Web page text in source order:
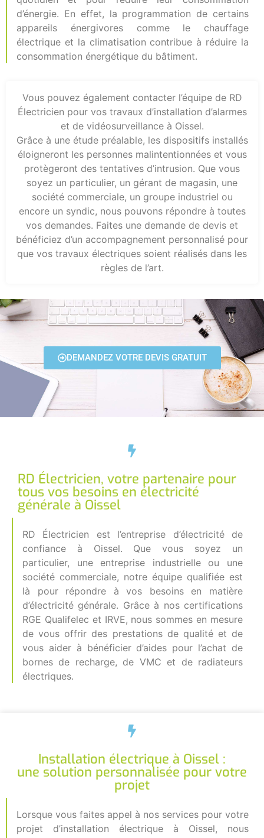
d’énergie. En effet, la programmation de certains
appareils énergivores comme le chauffage
électrique et la climatisation contribue à réduire la
consommation énergétique du bâtiment.
Vous pouvez également contacter l’équipe de RD
Électricien pour vos travaux d’installation d’alarmes
et de vidéosurveillance à Oissel.
Grâce à une étude préalable, les dispositifs installés
éloigneront les personnes malintentionnées et vous
protègeront des tentatives d’intrusion. Que vous
soyez un particulier, un gérant de magasin, une
société commerciale, un groupe industriel ou
encore un syndic, nous pouvons répondre à toutes
vos demandes. Faites une demande de devis et
bénéficiez d’un accompagnement personnalisé pour
que vos travaux électriques soient réalisés dans les
règles de l’art.
DEMANDEZ VOTRE DEVIS GRATUIT
RD Électricien, votre partenaire pour
tous vos besoins en électricité
générale à Oissel
RD Électricien est l’entreprise d’électricité de
confiance à Oissel. Que vous soyez un
particulier, une entreprise industrielle ou une
société commerciale, notre équipe qualifiée est
là pour répondre à vos besoins en matière
d’électricité générale. Grâce à nos certifications
RGE Qualifelec et IRVE, nous sommes en mesure
de vous offrir des prestations de qualité et de
vous aider à bénéficier d’aides pour l’achat de
bornes de recharge, de VMC et de radiateurs
électriques.
Installation électrique à Oissel :
une solution personnalisée pour votre
projet
Lorsque vous faites appel à nos services pour votre
projet d’installation électrique à Oissel, nous